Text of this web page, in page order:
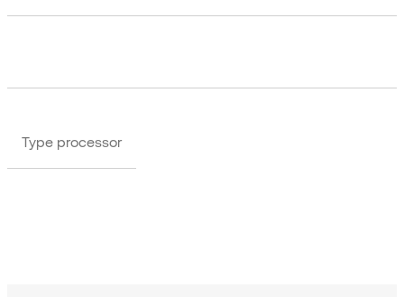
Type processor